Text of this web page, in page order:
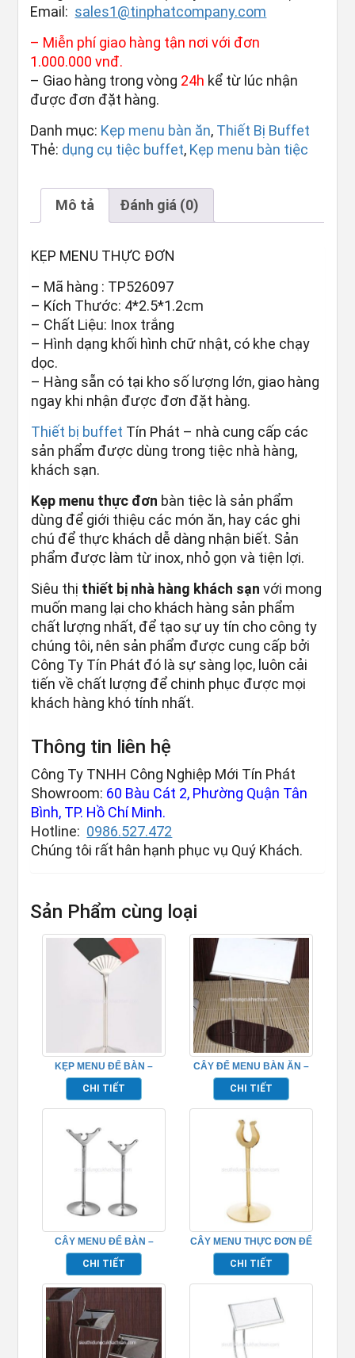
Email: sales1@tinphatcompany.com
– Miễn phí giao hàng tận nơi với đơn
1.000.000 vnđ.
– Giao hàng trong vòng 24h kể từ lúc nhận
được đơn đặt hàng.
Danh mục: Kẹp menu bàn ăn, Thiết Bị Buffet
Thẻ: dụng cụ tiệc buffet, Kẹp menu bàn tiệc
Mô tả Đánh giá (0)
KẸP MENU THỰC ĐƠN
– Mã hàng : TP526097
– Kích Thước: 4*2.5*1.2cm
– Chất Liệu: Inox trắng
– Hình dạng khối hình chữ nhật, có khe chạy
dọc.
– Hàng sẵn có tại kho số lượng lớn, giao hàng
ngay khi nhận được đơn đặt hàng.
Thiết bị buffet Tín Phát – nhà cung cấp các
sản phẩm được dùng trong tiệc nhà hàng,
khách sạn.
Kẹp menu thực đơn bàn tiệc là sản phẩm
dùng để giới thiệu các món ăn, hay các ghi
chú để thực khách dễ dàng nhận biết. Sản
phẩm được làm từ inox, nhỏ gọn và tiện lợi.
Siêu thị thiết bị nhà hàng khách sạn với mong
muốn mang lại cho khách hàng sản phẩm
chất lượng nhất, để tạo sự uy tín cho công ty
chúng tôi, nên sản phẩm được cung cấp bởi
Công Ty Tín Phát đó là sự sàng lọc, luôn cải
tiến về chất lượng để chinh phục được mọi
khách hàng khó tính nhất.
Thông tin liên hệ
Công Ty TNHH Công Nghiệp Mới Tín Phát
Showroom: 60 Bàu Cát 2, Phường Quận Tân
Bình, TP. Hồ Chí Minh.
Hotline: 0986.527.472
Chúng tôi rất hân hạnh phục vụ Quý Khách.
Sản Phẩm cùng loại
KẸP MENU ĐỂ BÀN –
TP526089
CHI TIẾT
CÂY ĐỂ MENU BÀN ĂN –
TP526095
CHI TIẾT
CÂY MENU ĐỂ BÀN –
TP526092
CHI TIẾT
CÂY MENU THỰC ĐƠN ĐỂ
BÀN – TP526087
CHI TIẾT